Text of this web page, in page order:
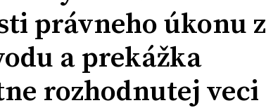
právneho úkonu z
a prekážka
rozhodnutej veci